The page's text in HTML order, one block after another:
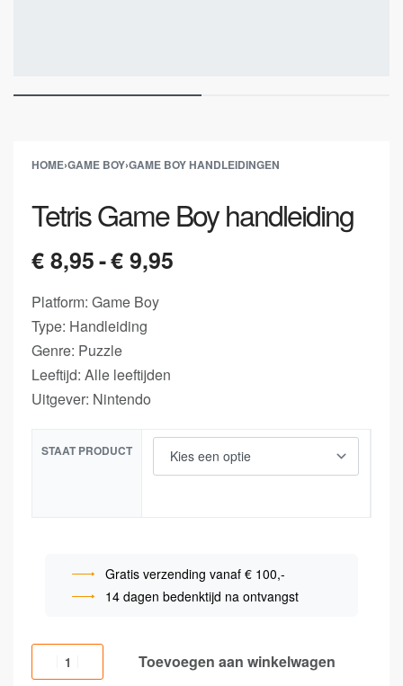
HOME›GAME BOY›GAME BOY HANDLEIDINGEN
Tetris Game Boy handleiding
€8,95 €9,95
Platform: Game Boy
Type: Handleiding
Genre: Puzzle
Leeftijd: Alle leeftijden
Uitgever: Nintendo
STAAT PRODUCT
Gratis verzending vanaf € 100,-
14 dagen bedenktijd na ontvangst
Toevoegen aan winkelwagen